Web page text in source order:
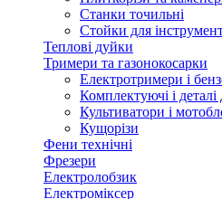
Станки точильні
Стойки для
Теплові дуйки
Тримери та газонокосарки
Електротримери і
Комплектуючі і
Культиватори і
Кущорізи
Фени технічні
Фрезери
Електролобзик
Електроміксер